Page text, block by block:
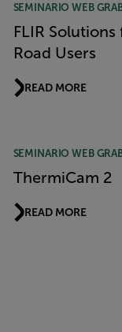
SEMINARIO WEB
FLIR
Road Users
READ MORE
SEMINARIO WEB
ThermiCam 2
READ MORE